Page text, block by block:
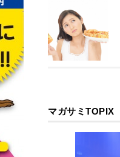
マガサミTOPIX